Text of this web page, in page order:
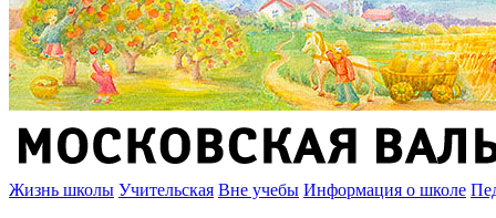
Жизнь школы Учительская Вне учебы Информация о школе